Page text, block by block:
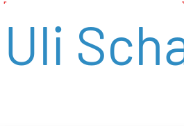
zum
Uli